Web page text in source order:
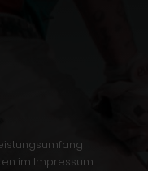
im Impressum